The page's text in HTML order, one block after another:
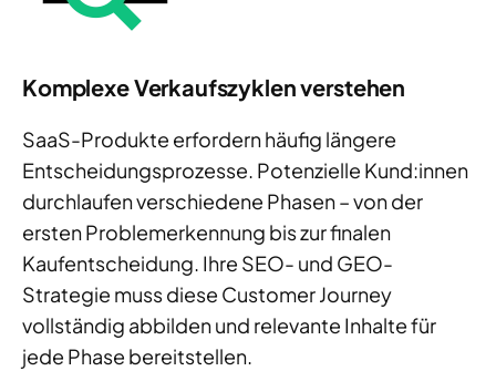
Komplexe Verkaufszyklen verstehen
SaaS-Produkte erfordern häufig längere
Entscheidungsprozesse. Potenzielle Kund:innen
durchlaufen verschiedene Phasen – von der
ersten Problemerkennung bis zur finalen
Kaufentscheidung. Ihre SEO- und GEO-
Strategie muss diese Customer Journey
vollständig abbilden und relevante Inhalte für
jede Phase bereitstellen.